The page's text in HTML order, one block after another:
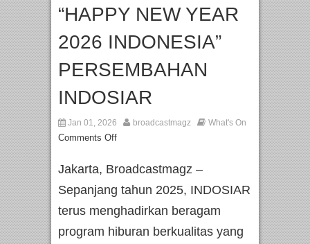
“HAPPY NEW YEAR
2026 INDONESIA”
PERSEMBAHAN
INDOSIAR
Jan 01, 2026 broadcastmagz What's On
Comments Off
Jakarta, Broadcastmagz –
Sepanjang tahun 2025, INDOSIAR
terus menghadirkan beragam
program hiburan berkualitas yang